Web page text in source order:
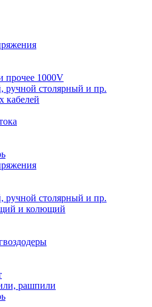
прочее 1000V
ручной столярный и пр.
кабелей
ручной столярный и пр.
и колющий
рашпили